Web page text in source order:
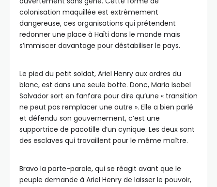
colonisation maquillée est extrêmement
dangereuse, ces organisations qui prétendent
redonner une place à Haïti dans le monde mais
s’immiscer davantage pour déstabiliser le pays.
Le pied du petit soldat, Ariel Henry aux ordres du
blanc, est dans une seule botte. Donc, Maria Isabel
Salvador sort en fanfare pour dire qu’une « transition
ne peut pas remplacer une autre ». Elle a bien parlé
et défendu son gouvernement, c’est une
supportrice de pacotille d’un cynique. Les deux sont
des esclaves qui travaillent pour le même maître.
Bravo la porte-parole, qui se réagit avant que le
peuple demande à Ariel Henry de laisser le pouvoir,